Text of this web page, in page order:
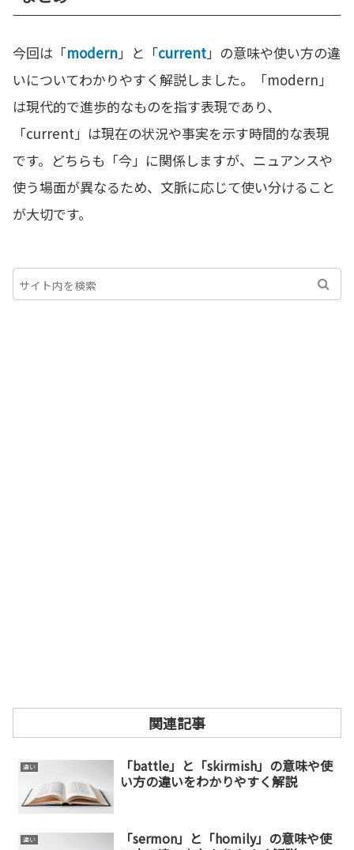
今回は「modern」と「current」の意味や使い方の違
いについてわかりやすく解説しました。「modern」
は現代的で進歩的なものを指す表現であり、
「current」は現在の状況や事実を示す時間的な表現
です。どちらも「今」に関係しますが、ニュアンスや
使う場面が異なるため、文脈に応じて使い分けること
が大切です。
関連記事
違い
「battle」と「skirmish」の意味や使
い方の違いをわかりやすく解説
違い
「sermon」と「homily」の意味や使